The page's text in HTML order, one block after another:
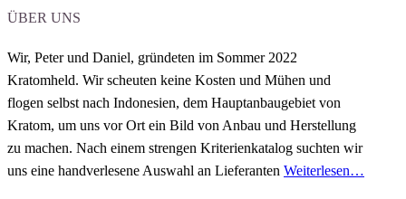
ÜBER UNS
Wir, Peter und Daniel, gründeten im Sommer 2022
Kratomheld. Wir scheuten keine Kosten und Mühen und
flogen selbst nach Indonesien, dem Hauptanbaugebiet von
Kratom, um uns vor Ort ein Bild von Anbau und Herstellung
zu machen. Nach einem strengen Kriterienkatalog suchten wir
uns eine handverlesene Auswahl an Lieferanten Weiterlesen…